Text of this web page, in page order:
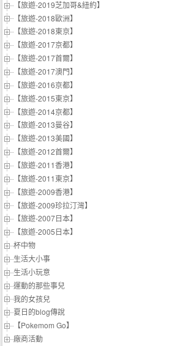
【旅遊-2019芝加哥&紐約】
【旅遊-2018歐洲】
【旅遊-2018東京】
【旅遊-2017京都】
【旅遊-2017首爾】
【旅遊-2017澳門】
【旅遊-2016京都】
【旅遊-2015東京】
【旅遊-2014京都】
【旅遊-2013曼谷】
【旅遊-2013美國】
【旅遊-2012首爾】
【旅遊-2011香港】
【旅遊-2011東京】
【旅遊-2009香港】
【旅遊-2009珍拉汀灣】
【旅遊-2007日本】
【旅遊-2005日本】
杯中物
生活大小事
生活小玩意
運動的那些事兒
我的女孩兒
夏日的blog傳說
【Pokemom Go】
廠商活動